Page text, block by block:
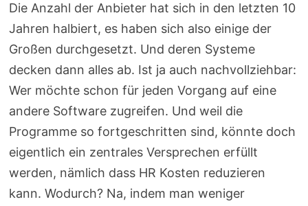
Die Anzahl der Anbieter hat sich in den letzten 10
Jahren halbiert, es haben sich also einige der
Großen durchgesetzt. Und deren Systeme
decken dann alles ab. Ist ja auch nachvollziehbar:
Wer möchte schon für jeden Vorgang auf eine
andere Software zugreifen. Und weil die
Programme so fortgeschritten sind, könnte doch
eigentlich ein zentrales Versprechen erfüllt
werden, nämlich dass HR Kosten reduzieren
kann. Wodurch? Na, indem man weniger